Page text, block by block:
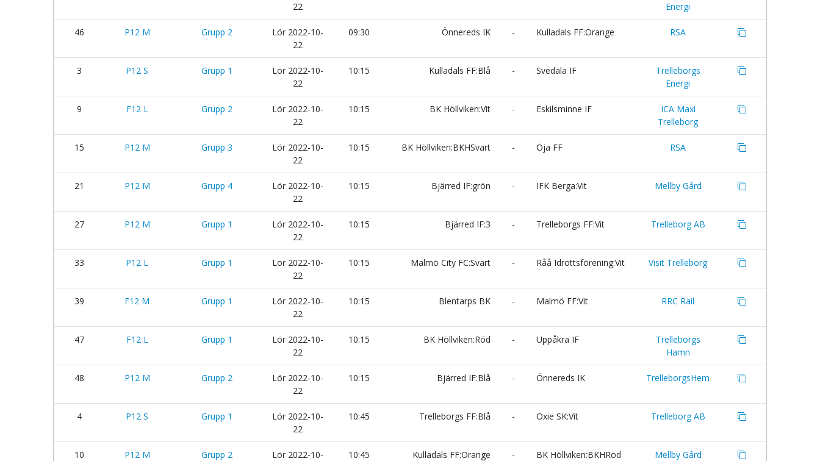
22
Energi
46 P12 M Grupp 2
Lör 2022-10-
22
09:30 Önnereds IK - Kulladals FF:Orange RSA
3 P12 S Grupp 1
Lör 2022-10-
22
10:15 Kulladals FF:Blå - Svedala IF
Trelleborgs
Energi
9 F12 L Grupp 2
Lör 2022-10-
22
10:15 BK Höllviken:Vit - Eskilsminne IF
ICA Maxi
Trelleborg
15 P12 M Grupp 3
Lör 2022-10-
22
10:15 BK Höllviken:BKHSvart - Öja FF RSA
21 P12 M Grupp 4
Lör 2022-10-
22
10:15 Bjärred IF:grön - IFK Berga:Vit Mellby Gård
27 P12 M Grupp 1
Lör 2022-10-
22
10:15 Bjärred IF:3 - Trelleborgs FF:Vit Trelleborg AB
33 P12 L Grupp 1
Lör 2022-10-
22
10:15 Malmö City FC:Svart - Råå Idrottsförening:Vit Visit Trelleborg
39 F12 M Grupp 1
Lör 2022-10-
22
10:15 Blentarps BK - Malmö FF:Vit RRC Rail
47 F12 L Grupp 1
Lör 2022-10-
22
10:15 BK Höllviken:Röd - Uppåkra IF
Trelleborgs
Hamn
48 P12 M Grupp 2
Lör 2022-10-
22
10:15 Bjärred IF:Blå - Önnereds IK TrelleborgsHem
4 P12 S Grupp 1
Lör 2022-10-
22
10:45 Trelleborgs FF:Blå - Oxie SK:Vit Trelleborg AB
10 P12 M Grupp 2
Lör 2022-10-
10:45 Kulladals FF:Orange - BK Höllviken:BKHRöd Mellby Gård